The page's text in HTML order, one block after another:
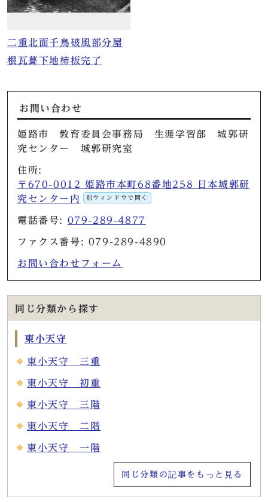
二重北面千鳥破風部分屋
根瓦葺下地柿板完了
お問い合わせ
姫路市 教育委員会事務局 生涯学習部 城郭研
究センター 城郭研究室
住所:
〒670-0012 姫路市本町68番地258 日本城郭研
究センター内
別ウィンドウで開く
電話番号: 079-289-4877
ファクス番号: 079-289-4890
お問い合わせフォーム
同じ分類から探す
東小天守
東小天守 三重
東小天守 初重
東小天守 三階
東小天守 二階
東小天守 一階
同じ分類の記事をもっと見る